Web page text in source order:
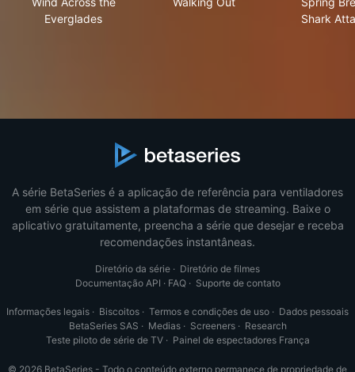
Everglades
Shark
A série BetaSeries é a aplicação de referência para ventiladores
em série que assistem a plataformas de streaming. Baixe o
aplicativo gratuitamente, preencha a série que desejar e receba
recomendações instantâneas.
Diretório da série · Diretório de filmes
Documentação API · FAQ· Suporte de contato
Informações legais · Biscoitos · Termos e condições de uso · Dados pessoais
BetaSeries SAS · Medias· Screeners· Research
Teste piloto de série de TV· Painel de espectadores França
© 2026 BetaSeries - Todo o conteúdo externo permanece de propriedade de